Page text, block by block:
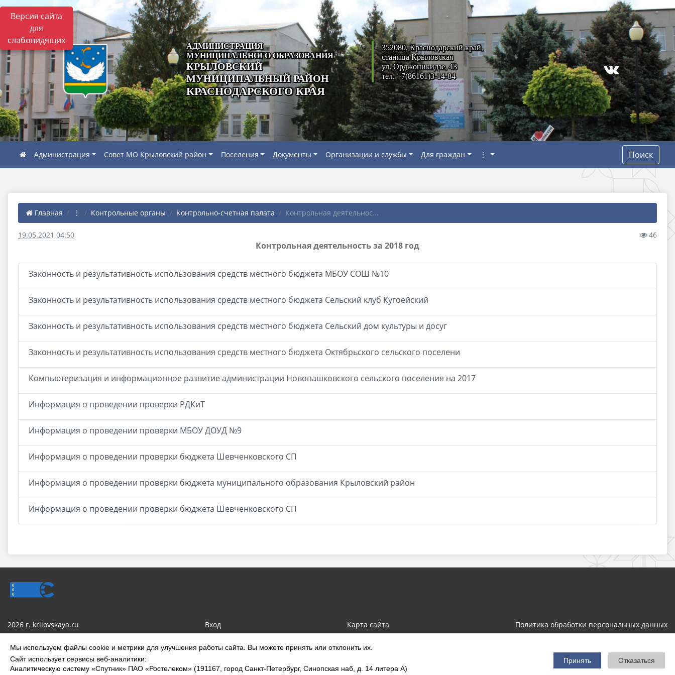
Мы используем файлы cookie и метрики для улучшения работы сайта. Вы можете принять или отклонить их.
Сайт использует сервисы веб-аналитики:
Аналитическую систему «Спутник» ПАО «Ростелеком» (191167, город Санкт-Петербург, Синопская наб, д. 14 литера А)
Принять Отказаться
Версия сайта
для
слабовидящих
АДМИНИСТРАЦИЯ
МУНИЦИПАЛЬНОГО ОБРАЗОВАНИЯ
КРЫЛОВСКИЙ
МУНИЦИПАЛЬНЫЙ РАЙОН
КРАСНОДАРСКОГО КРАЯ
352080, Краснодарский край,
станица Крыловская
ул. Орджоникидзе, 43
тел. +7(86161)3-14-84
Администрация Совет МО Крыловский район Поселения Документы Организации и службы Для граждан ⋮ Поиск
Главная ⋮ Контрольные органы Контрольно-счетная палата Контрольная деятельнос...
19.05.2021 04:50 46
Контрольная деятельность за 2018 год
Законность и результативность использования средств местного бюджета МБОУ СОШ №10
Законность и результативность использования средств местного бюджета Сельский клуб Кугоейский
Законность и результативность использования средств местного бюджета Сельский дом культуры и досуг
Законность и результативность использования средств местного бюджета Октябрьского сельского поселени
Компьютеризация и информационное развитие администрации Новопашковского сельского поселения на 2017
Информация о проведении проверки РДКиТ
Информация о проведении проверки МБОУ ДОУД №9
Информация о проведении проверки бюджета Шевченковского СП
Информация о проведении проверки бюджета муниципального образования Крыловский район
Информация о проведении проверки бюджета Шевченковского СП
2026 г. krilovskaya.ru Вход Карта сайта Политика обработки персональных данных
Сделано на KubCMS